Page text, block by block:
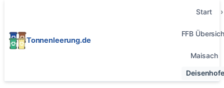
Tonnenleerung.de
Start
FFB
Maisach